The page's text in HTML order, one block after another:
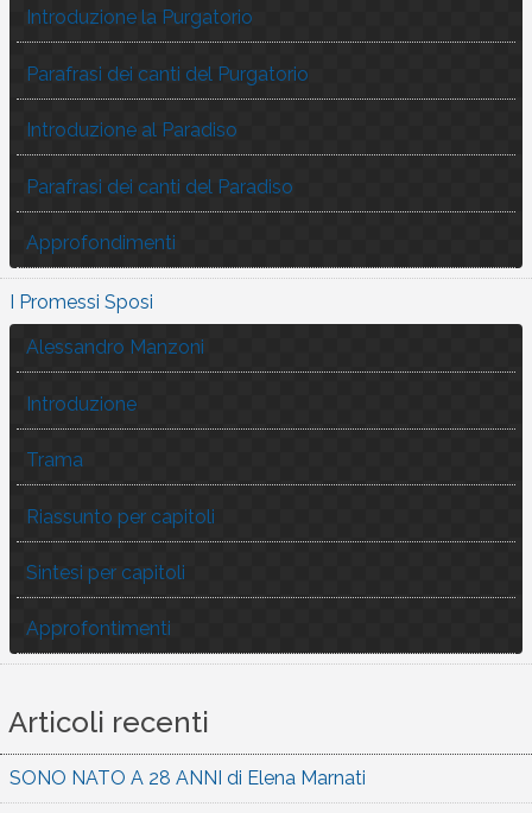
Introduzione la Purgatorio
Parafrasi dei canti del Purgatorio
Introduzione al Paradiso
Parafrasi dei canti del Paradiso
Approfondimenti
I Promessi Sposi
Alessandro Manzoni
Introduzione
Trama
Riassunto per capitoli
Sintesi per capitoli
Approfontimenti
Articoli recenti
SONO NATO A 28 ANNI di Elena Marnati